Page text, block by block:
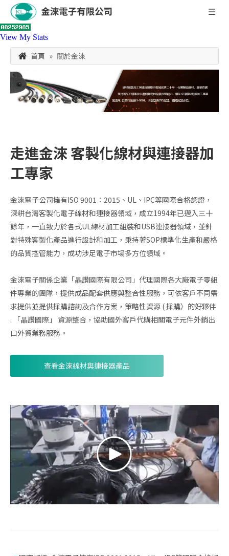
View My Stats
首頁 » 關於金淶
走進金淶 客製化線材與連接器加
工專家
金淶電子公司擁有ISO 9001：2015、UL、IPC等國際合格認證，
深耕台灣客製化電子線材和連接器領域，成立1994年已邁入三十
餘年，一直致力於各式UL線材加工組裝和USB連接器領域，並針
對特殊客製化產品進行設計和加工，秉持著SOP標準化生產和嚴格
的品質控管能力，成功涉足電子市場多方位領域。
金淶電子關係企業「晶讚國際有限公司」代理國際各大廠電子零組
件專業的團隊，提供成品配套供應與整合性服務，可依客戶不同需
求提供並提供採購諮詢及合作方案，策略性資源 ( 採購）的好夥伴
. 「晶讚國際」 資源整合，協助國外客戶代購相關電子元件外銷出
口外貿業務服務。
查看金淶線材與連接器產品